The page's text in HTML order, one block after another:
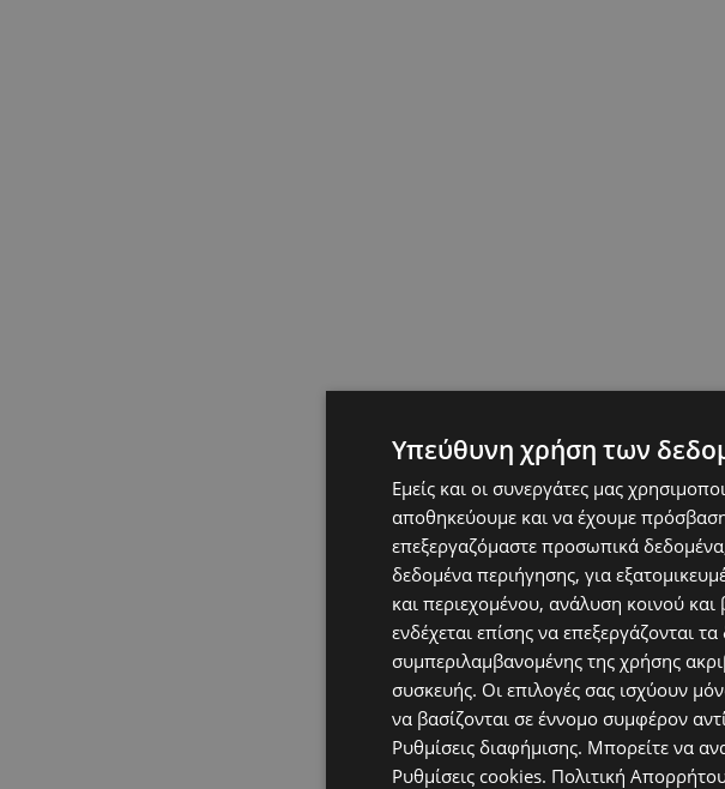
Υπεύθυνη χρήση των
Εμείς και οι συνεργάτες μας
αποθηκεύουμε και να έχουμε
επεξεργαζόμαστε προσωπικά
δεδομένα περιήγησης, για
και περιεχομένου, ανάλυση κοινού
ενδέχεται επίσης να επεξεργάζονται
συμπεριλαμβανομένης της χρήσης
συσκευής. Οι επιλογές σας ισχύουν
να βασίζονται σε έννομο συμφέρον
Ρυθμίσεις διαφήμισης. Μπορείτε να
Ρυθμίσεις cookies. Πολιτική